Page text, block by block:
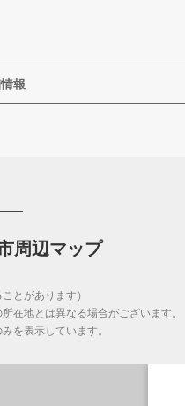
報
周辺マップ
とがあります）
在地とは異なる場合がございます。
を表示しています。